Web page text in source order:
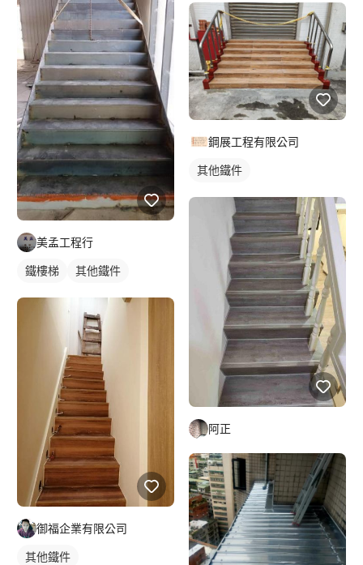
美孟工程行
鐵樓梯 其他鐵件
御福企業有限公司
其他鐵件
鋼展工程有限公司
其他鐵件
阿正